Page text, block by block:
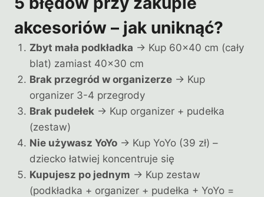
akcesoriów – jak uniknąć?
Zbyt mała podkładka → Kup 60×40 cm (cały
blat) zamiast 40×30 cm
Brak przegród w organizerze→ Kup
organizer 3-4 przegrody
Brak pudełek → Kup organizer + pudełka
(zestaw)
Nie używasz YoYo→ Kup YoYo (39 zł) –
dziecko łatwiej koncentruje się
Kupujesz po jednym → Kup zestaw
(podkładka + organizer + pudełka + YoYo =